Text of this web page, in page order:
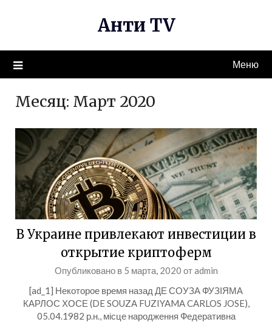
Анти TV
Меню
Месяц: Март 2020
В Украине привлекают инвестиции в
открытие криптоферм
Опубликовано в 5 марта, 2020 отadmin
[ad_1] Некоторое время назад ДЕ СОУЗА ФУЗІЯМА
КАРЛОС ХОСЕ (DE SOUZA FUZIYAMA CARLOS JOSE),
05.04.1982 р.н., місце народження Федеративна